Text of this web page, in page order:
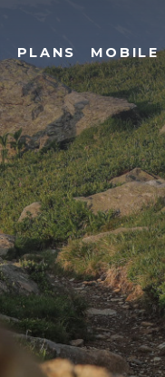
PLANS MOBILE